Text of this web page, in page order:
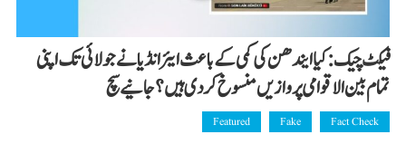
فیکٹ چیک: کیا ایندھن کی کمی کے باعث ایئر انڈیا نے جولائی تک اپنی
تمام بین الاقوامی پروازیں منسوخ کر دی ہیں؟ جانیے سچ
Fact Check
Fake
Featured